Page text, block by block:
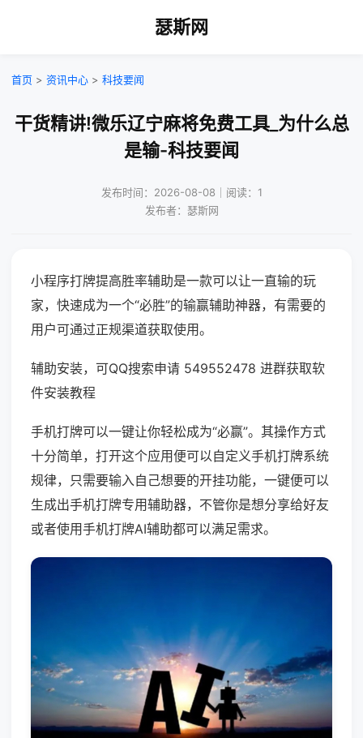
瑟斯网
首页 > 资讯中心 > 科技要闻
干货精讲!微乐辽宁麻将免费工具_为什么总
是输-科技要闻
发布时间：2026-08-08｜阅读：1
发布者：瑟斯网
小程序打牌提高胜率辅助是一款可以让一直输的玩
家，快速成为一个“必胜”的输赢辅助神器，有需要的
用户可通过正规渠道获取使用。
辅助安装，可QQ搜索申请 549552478 进群获取软
件安装教程
手机打牌可以一键让你轻松成为“必赢”。其操作方式
十分简单，打开这个应用便可以自定义手机打牌系统
规律，只需要输入自己想要的开挂功能，一键便可以
生成出手机打牌专用辅助器，不管你是想分享给好友
或者使用手机打牌AI辅助都可以满足需求。